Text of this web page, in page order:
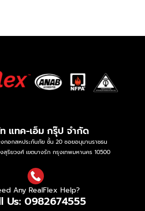
แทค-เอ็ม กรุ๊ป จำกัด
งกอกสหประกันภัย ชั้น 20 ซอยอนุมานราชธน
สุริยวงศ์ เขตบางรัก กรุงเทพมหานคร 10500
Any RealFlex Help?
Us: 0982674555